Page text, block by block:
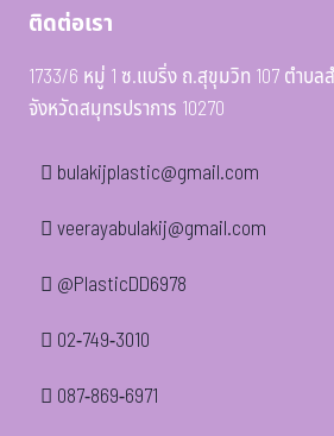
ติดต่อเรา
1733/6 หมู่ 1 ซ.แบริ่ง ถ.สุขุมวิท 107 ตำบล
จังหวัดสมุทรปราการ 10270
bulakijplastic@gmail.com
veerayabulakij@gmail.com
@PlasticDD6978
02-749-3010
087-869-6971